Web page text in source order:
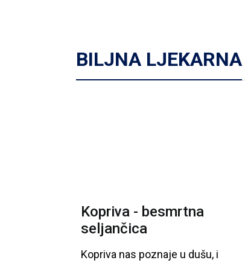
BILJNA LJEKARNA
Kopriva - besmrtna
seljančica
Kopriva nas poznaje u dušu, i